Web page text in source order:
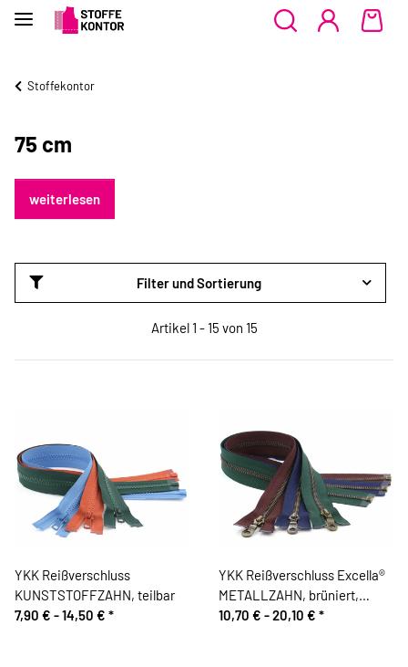
Stoffekontor
75 cm
weiterlesen
Filter und Sortierung
Artikel 1 - 15 von 15
YKK Reißverschluss
KUNSTSTOFFZAHN, teilbar
7,90 € -14,50 € *
YKK Reißverschluss Excella®
METALLZAHN, brüniert,
teilbar
10,70 € -20,10 € *